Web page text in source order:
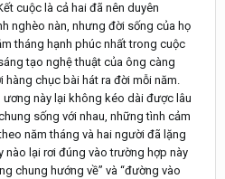
cuộc là cả hai đã nên duyên
nghèo nàn, nhưng đời sống của họ
tháng hạnh phúc nhất trong cuộc
tạo nghệ thuật của ông càng
hàng chục bài hát ra đời mỗi năm.
này lại không kéo dài được lâu
sống với nhau, những tình cảm
năm tháng và hai người đã lặng
nào lại rơi đúng vào trường hợp này
chung hướng về” và “đường vào